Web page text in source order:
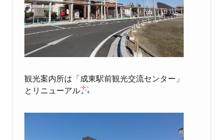
観光案内所は「成東駅前観光交流センター」
とリニューアル